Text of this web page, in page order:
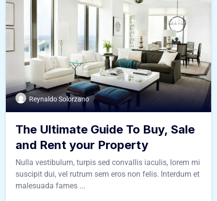
Reynaldo Solorzano
The Ultimate Guide To Buy, Sale
and Rent your Property
Nulla vestibulum, turpis sed convallis iaculis, lorem mi
suscipit dui, vel rutrum sem eros non felis. Interdum et
malesuada fames ...